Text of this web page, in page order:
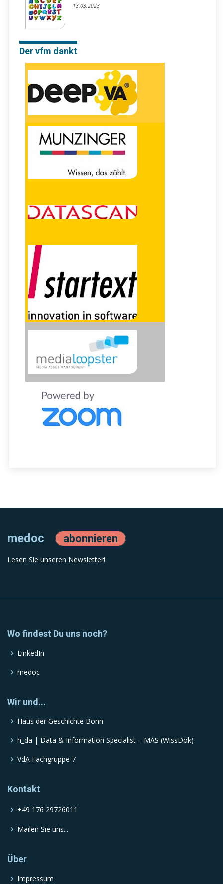
13.03.2023
Der vfm dankt
medoc abonnieren
Lesen Sie unseren Newsletter!
Wo findest Du uns noch?
LinkedIn
medoc
Wir und...
Haus der Geschichte Bonn
h_da | Data & Information Specialist – MAS (WissDok)
VdA Fachgruppe 7
Kontakt
+49 176 29726011
Mailen Sie uns...
Über
Impressum